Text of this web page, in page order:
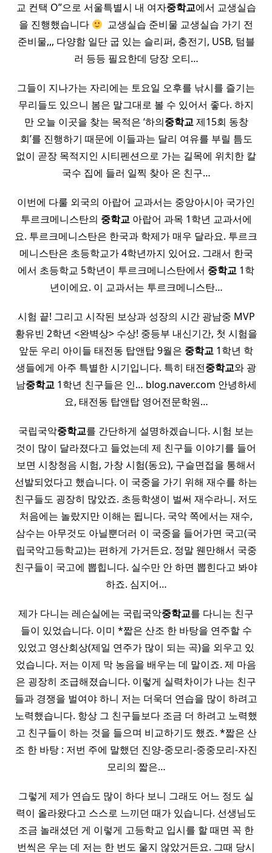
교 컨택 O”으로 서울특별시 내 여자중학교에서 교생실습
을 진행했습니다
​ 교생실습 준비물 교생실습 가기 전
준비물,,, 다양함 일단 굽 있는 슬리퍼, 충전기, USB, 텀블
러 등등 필요한데 당장 오티…
그들이 지나가는 자리에는 토요일 오후를 낚시를 즐기는
무리들도 있으니 봄은 말그대로 볼 수 있어서 좋다. 하지
만 오늘 이곳을 찾는 목적은 ‘하의중학교제15회 동창
회’를 진행하기 때문에 이들과는 달리 여유를 부릴 틈도
없이 곧장 목적지인 시티펜션으로 가는 길목에 위치한 칼
국수 집에 들러 일찍 찾아 온 친구…
이번에 다룰 외국의 아랍어 교과서는 중앙아시아 국가인
투르크메니스탄의 중학교아랍어 과목 1학년 교과서에
요. 투르크메니스탄은 한국과 학제가 매우 달라요. 투르크
메니스탄은 초등학교가 4학년까지 있어요. 그래서 한국
에서 초등학교 5학년이 투르크메니스탄에서 중학교 1학
년이에요. 이 교과서는 투르크메니스탄…
시험 끝! 그리고 시작된 보상과 성장의 시간 광남중 MVP
황유빈 2학년 <완벽상> 수상! 중등부 내신기간, 첫 시험을
앞둔 우리 아이들 태전동 탑앤탑 9월은 중학교 1학년 학
생들에게 아주 특별한 시기입니다. 특히 태전중학교와 광
남중학교1학년 친구들은 인… blog.naver.com 안녕하세
요, 태전동 탑앤탑 영어전문학원…
국립국악중학교를 간단하게 설명하겠습니다. 시험 보는
것이 많이 달라졌다고 들었는데 제 친구들 이야기를 들어
보면 시창청음 시험, 가창 시험(동요), 구슬면접을 통해서
선발되었다고 했습니다. 이 국중을 가기 위해 재수를 하는
친구들도 굉장히 많았죠. 초등학생이 벌써 재수라니. 저도
처음에는 놀랐지만 이해는 됩니다. 국악 쪽에서는 재수,
삼수는 아무것도 아닐뿐더러 이 국중을 들어가면 국고(국
립국악고등학교)는 편하게 가거든요. 정말 웬만해서 국중
친구들이 국고에 뽑힙니다. 실수만 안 하면 뽑힌다고 봐야
하죠. 심지어…
제가 다니는 레슨실에는 국립국악중학교를 다니는 친구
들이 있었습니다. 이미 *짧은 산조 한 바탕을 연주할 수
있었고 영산회상(제일 연주가 많이 되는 곡)을 외우고 있
었습니다. 저는 이제 막 농음을 배우는 데 말이죠. 제 마음
은 굉장히 조급해졌습니다. 이렇게 실력차이가 나는 친구
들과 경쟁을 벌여야 하니 저는 더욱더 연습을 많이 하려고
노력했습니다. 항상 그 친구들보다 조금 더 하려고 노력했
고 친구들이 하는 것을 들으며 비교하기도 했죠. *짧은 산
조 한 바탕 : 저번 주에 말했던 진양-중모리-중중모리-자진
모리의 짧은…
그렇게 제가 연습도 많이 하다 보니 그래도 어느 정도 실
력이 올라왔다고 스스로 느끼던 때가 있습니다. 선생님도
조금 놀래셨던 게 이렇게 고등학교 입시를 할 때면 꼭 한
번씩은 우는 데 저는 한 번도 울지 않았거든요. 그때 당시